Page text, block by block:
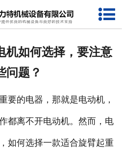
网站首页
企业相册
机如何选择，要注意
问题？
要的电器，那就是电动机，
都离不开电动机。然而，电
如何选择一款适合旋臂起重